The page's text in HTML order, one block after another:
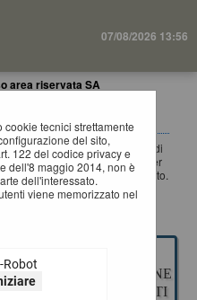
07/08/2026 13:56
area riservata SA
tecnici strettamente
del sito,
122 del codice privacy e
dell'8 maggio 2014, non è
dell'interessato.
viene memorizzato nel
Robot
SA
per la gestione della fase di
Lavori, Servizi e Forniture, per
ed esecuzione del contratto.
dell'Ente.
ESECUZIONE
CONTRATTI